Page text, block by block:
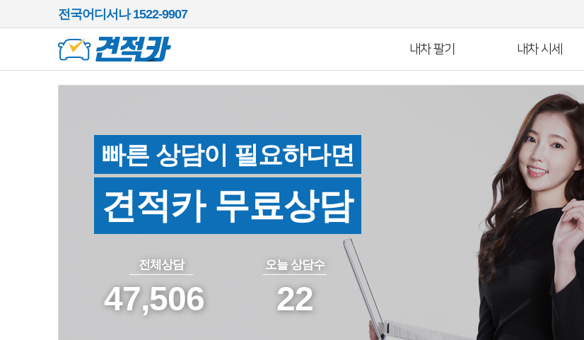
전국어디서나 1522-9907
내차 팔기 내차 시세
빠른 상담이 필요하다면
견적카 무료상담
전체상담
47,506
오늘 상담수
22